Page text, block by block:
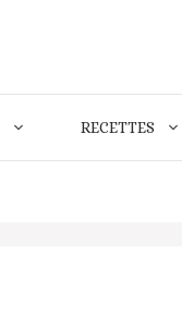
RECETTES